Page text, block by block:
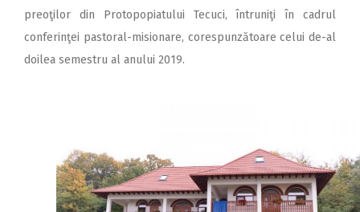
preoţilor din Protopopiatului Tecuci, întruniţi în cadrul
conferinţei pastoral-misionare, corespunzătoare celui de-al
doilea semestru al anului 2019.